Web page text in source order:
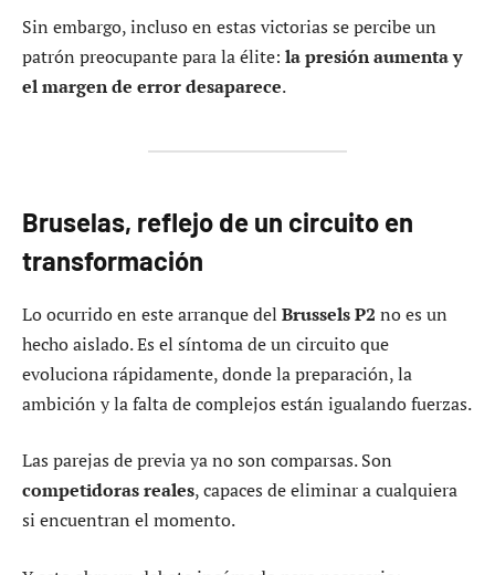
Sin embargo, incluso en estas victorias se percibe un
patrón preocupante para la élite: la presión aumenta y
el margen de error desaparece.
Bruselas, reflejo de un circuito en
transformación
Lo ocurrido en este arranque del Brussels P2 no es un
hecho aislado. Es el síntoma de un circuito que
evoluciona rápidamente, donde la preparación, la
ambición y la falta de complejos están igualando fuerzas.
Las parejas de previa ya no son comparsas. Son
competidoras reales, capaces de eliminar a cualquiera
si encuentran el momento.